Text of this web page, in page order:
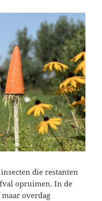
die restanten
opruimen. In de
overdag